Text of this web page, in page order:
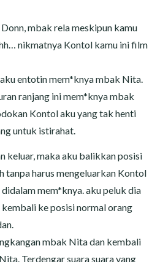
mbak rela meskipun kamu
nikmatnya Kontol kamu ini film
entotin mem*knya mbak Nita.
ranjang ini mem*knya mbak
Kontol aku yang tak henti
untuk istirahat.
keluar, maka aku balikkan posisi
harus mengeluarkan Kontol
mem*knya. aku peluk dia
ke posisi normal orang
mbak Nita dan kembali
Terdengar suara suara yang